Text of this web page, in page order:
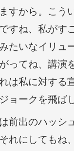
すから。こう
すね、私がす
たいなイリュ
ってね、講演
は私に対する
ョークを飛ば
前出のハッシ
れにしてもね